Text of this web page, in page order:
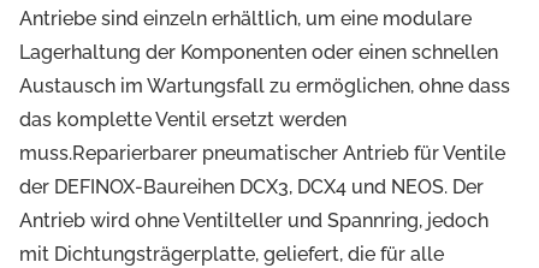
Antriebe sind einzeln erhältlich, um eine modulare
Lagerhaltung der Komponenten oder einen schnellen
Austausch im Wartungsfall zu ermöglichen, ohne dass
das komplette Ventil ersetzt werden
muss.Reparierbarer pneumatischer Antrieb für Ventile
der DEFINOX-Baureihen DCX3, DCX4 und NEOS. Der
Antrieb wird ohne Ventilteller und Spannring, jedoch
mit Dichtungsträgerplatte, geliefert, die für alle